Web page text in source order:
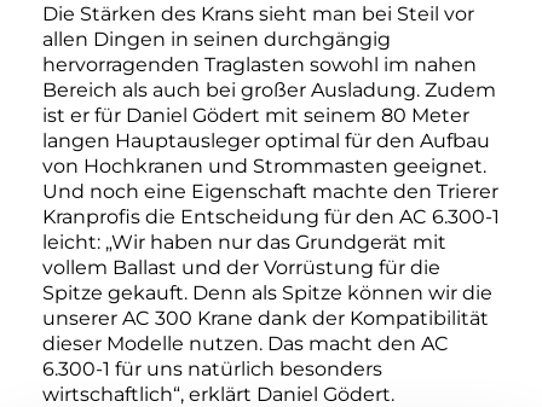
Die Stärken des Krans sieht man bei Steil vor
allen Dingen in seinen durchgängig
hervorragenden Traglasten sowohl im nahen
Bereich als auch bei großer Ausladung. Zudem
ist er für Daniel Gödert mit seinem 80 Meter
langen Hauptausleger optimal für den Aufbau
von Hochkranen und Strommasten geeignet.
Und noch eine Eigenschaft machte den Trierer
Kranprofis die Entscheidung für den AC 6.300-1
leicht: „Wir haben nur das Grundgerät mit
vollem Ballast und der Vorrüstung für die
Spitze gekauft. Denn als Spitze können wir die
unserer AC 300 Krane dank der Kompatibilität
dieser Modelle nutzen. Das macht den AC
6.300-1 für uns natürlich besonders
wirtschaftlich“, erklärt Daniel Gödert.